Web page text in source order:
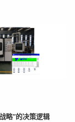
略”的决策逻辑